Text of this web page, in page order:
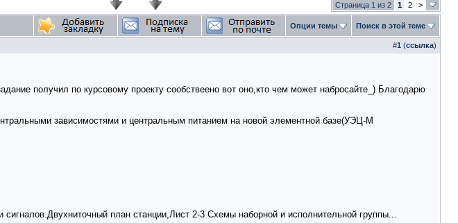
Страница 1 из 2 1 2 >
Опции темы Поиск в этой теме
#1 (ссылка)
получил по курсовому проекту сообствеено вот оно,кто чем может набросайте_) Благодарю
зависимостями и центральным питанием на новой элементной базе(УЭЦ-М
план станции,Лист 2-3 Схемы наборной и исполнительной группы...